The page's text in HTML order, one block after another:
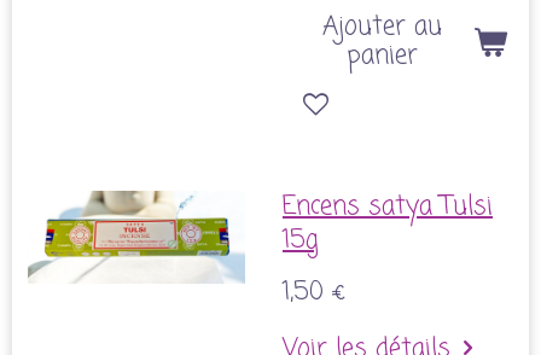
Ajouter au
panier
Encens satya Tulsi
15g
1,50 €